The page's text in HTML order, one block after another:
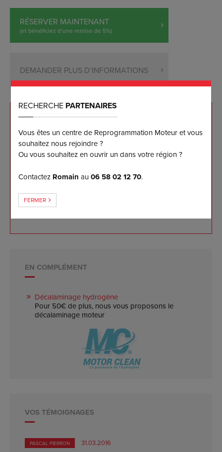
RÉSERVER MAINTENANT
(et bénéficiez d’une remise de 5%)
DEMANDER PLUS D’INFORMATIONS
NOS ENGAGEMENTS
Reprogrammation sur mesure effectuée sur banc
de puissance
Les meilleurs résultats disponibles sur le marché à
ce jour
Garantie logicielle 5 ans pour notre client
Retour à l'origine et mise à jour gratuits 5 ans
EN COMPLÉMENT
Décalaminage hydrogène
Pour 50€ de plus, nous vous proposons le
décalaminage moteur
VOS TÉMOIGNAGES
PASCAL PIERRON 31.03.2016
RECHERCHE PARTENAIRES
Vous êtes un centre de Reprogrammation Moteur et vous
souhaitez nous rejoindre ?
Ou vous souhaitez en ouvrir un dans votre région ?
Contactez Romain au06 58 02 12 70.
FERMER